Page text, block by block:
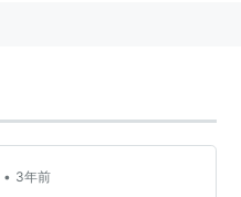
• 3年前